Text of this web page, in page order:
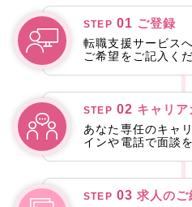
STEP 01 ご登録
転職支援サービス
ご希望をご記入くだ
STEP 02 キャリ
あなた専任のキャ
インや電話で面談
STEP 03 求人のご